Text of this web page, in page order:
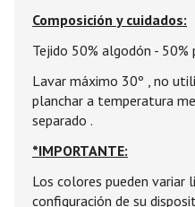
Composición y cuidados:
Tejido 50% algodón - 50%
Lavar máximo 30º , no
planchar a temperatura
separado .
*IMPORTANTE:
Los colores pueden variar
configuración de su